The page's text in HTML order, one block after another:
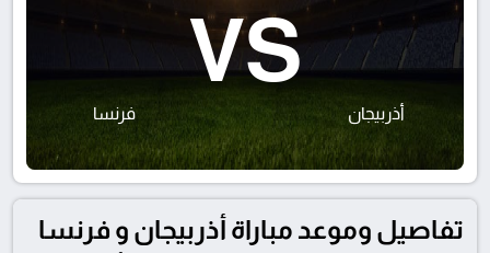
أذربيجان
VS
فرنسا
تفاصيل وموعد مباراة أذربيجان و فرنسا